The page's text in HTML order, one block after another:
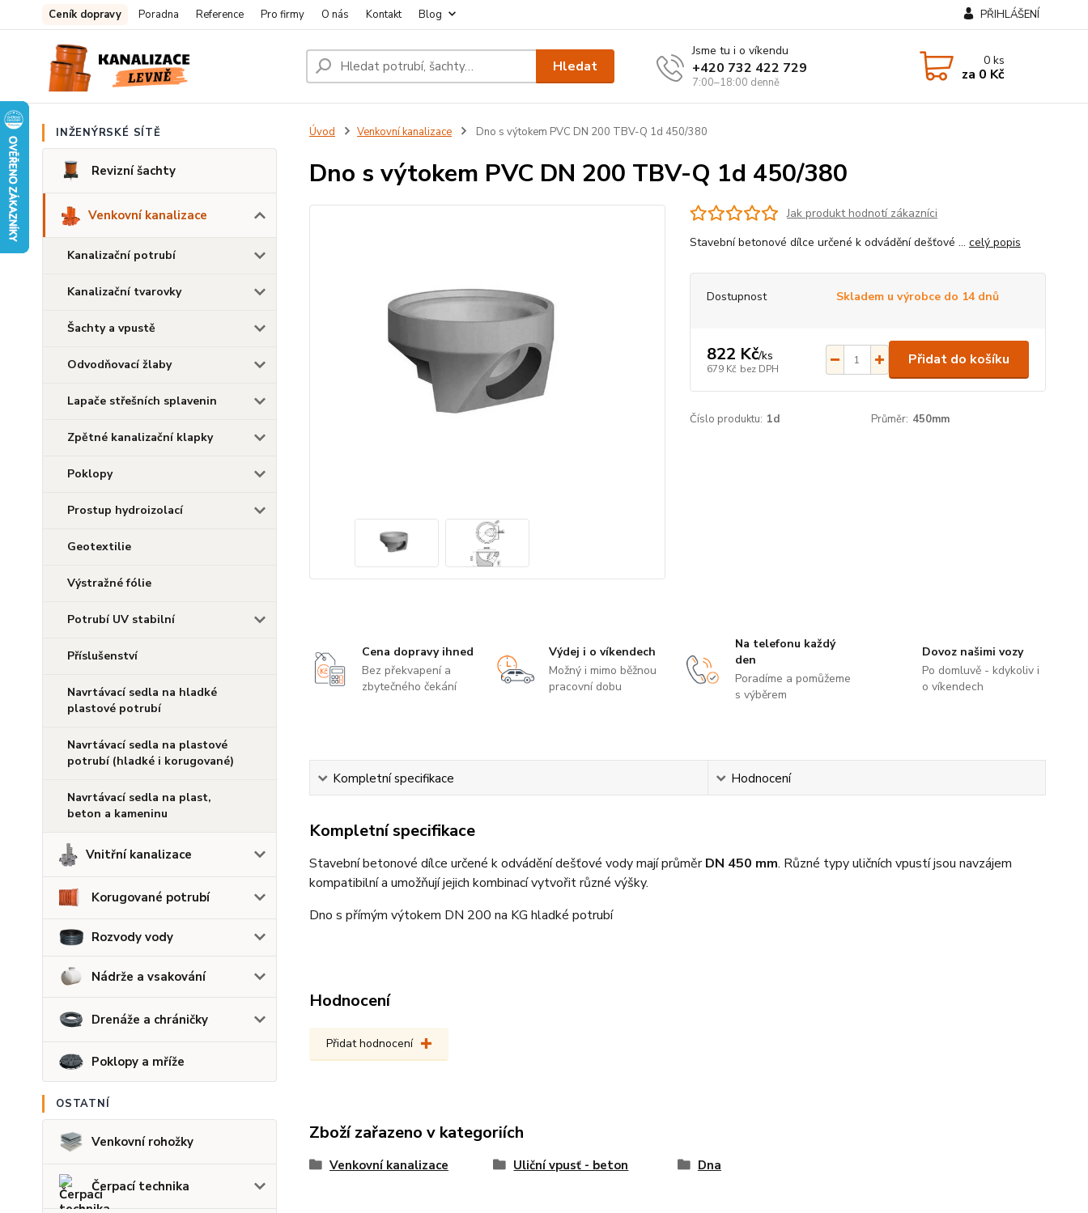
Ceník dopravy Poradna Reference Pro firmy O nás Kontakt Blog PŘIHLÁŠENÍ
Hledat
Jsme tu i o víkendu
+420 732 422 729
7:00–18:00 denně
0ks
za 0 Kč
INŽENÝRSKÉ SÍTĚ
Revizní šachty
Venkovní kanalizace
Kanalizační potrubí
Kanalizační tvarovky
Šachty a vpustě
Odvodňovací žlaby
Lapače střešních splavenin
Zpětné kanalizační klapky
Poklopy
Prostup hydroizolací
Geotextilie
Výstražné fólie
Potrubí UV stabilní
Příslušenství
Navrtávací sedla na hladké
plastové potrubí
Navrtávací sedla na plastové
potrubí (hladké i korugované)
Navrtávací sedla na plast,
beton a kameninu
Vnitřní kanalizace
Korugované potrubí
Rozvody vody
Nádrže a vsakování
Drenáže a chráničky
Poklopy a mříže
OSTATNÍ
Venkovní rohožky
Čerpací technika
Úvod Venkovní kanalizace Dno s výtokem PVC DN 200 TBV-Q 1d 450/380
Dno s výtokem PVC DN 200 TBV-Q 1d 450/380
Jak produkt hodnotí zákazníci
Stavební betonové dílce určené k odvádění dešťové ... celý popis
Dostupnost Skladem u výrobce do 14 dnů
822 Kč/ks
679 Kč bez DPH
Přidat do košíku
Číslo produktu: 1d Průměr: 450mm
Cena dopravy ihned
Bez překvapení a
zbytečného čekání
Výdej i o víkendech
Možný i mimo běžnou
pracovní dobu
Na telefonu každý
den
Poradíme a pomůžeme
s výběrem
Dovoz našimi vozy
Po domluvě - kdykoliv i
o víkendech
Kompletní specifikace Hodnocení
Kompletní specifikace
Stavební betonové dílce určené k odvádění dešťové vody mají průměrDN 450 mm. Různé typy uličních vpustí jsou navzájem
kompatibilní a umožňují jejich kombinací vytvořit různé výšky.
Dno s přímým výtokem DN 200 na KG hladké potrubí
Hodnocení
Přidat hodnocení
Zboží zařazeno v kategoriích
Venkovní kanalizace Uliční vpusť - beton Dna